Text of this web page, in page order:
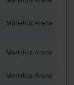
Mariehus Arena
Mariehus Arena
Mariehus Arena